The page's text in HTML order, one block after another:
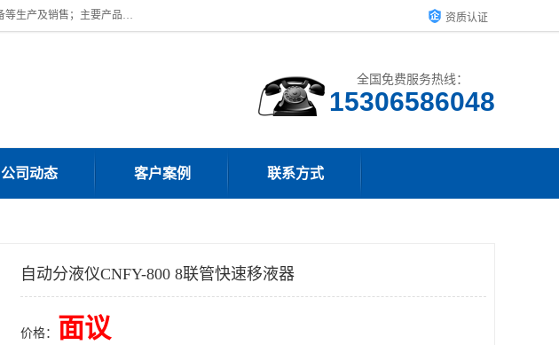
上海川纳实验仪器有限公司成立于2023年，注册地位于上海市奉贤区。经营范围包括：实验分析仪器、仪器仪表、通讯设备等生产及销售；主要产品有：全自动微量分液仪，一体化蒸馏仪，氟化物蒸馏仪，培养箱干燥箱，人工气候箱，生化培养箱，二氧化碳培养箱，厌氧培养箱，三气培养箱，光照培养箱等。 资质认证
全国免费服务热线：
15306586048
公司动态 客户案例 联系方式
自动分液仪CNFY-800 8联管快速移液器
价格： 面议